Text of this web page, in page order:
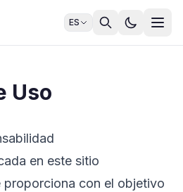
ES
Uso
en este sitio
proporciona con el objetivo